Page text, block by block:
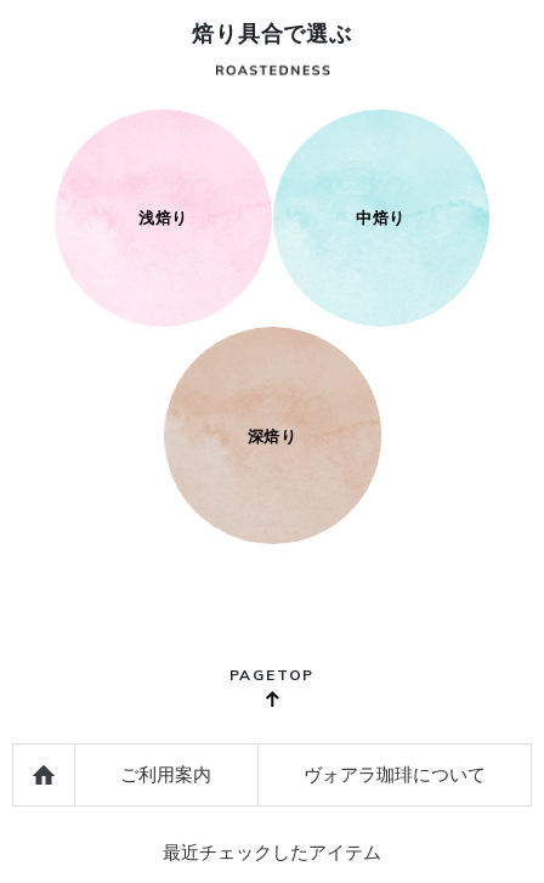
焙り具合で選ぶ
浅焙り 中焙り
深焙り
PAGETOP
ご利用案内 ヴォアラ珈琲について
最近チェックしたアイテム